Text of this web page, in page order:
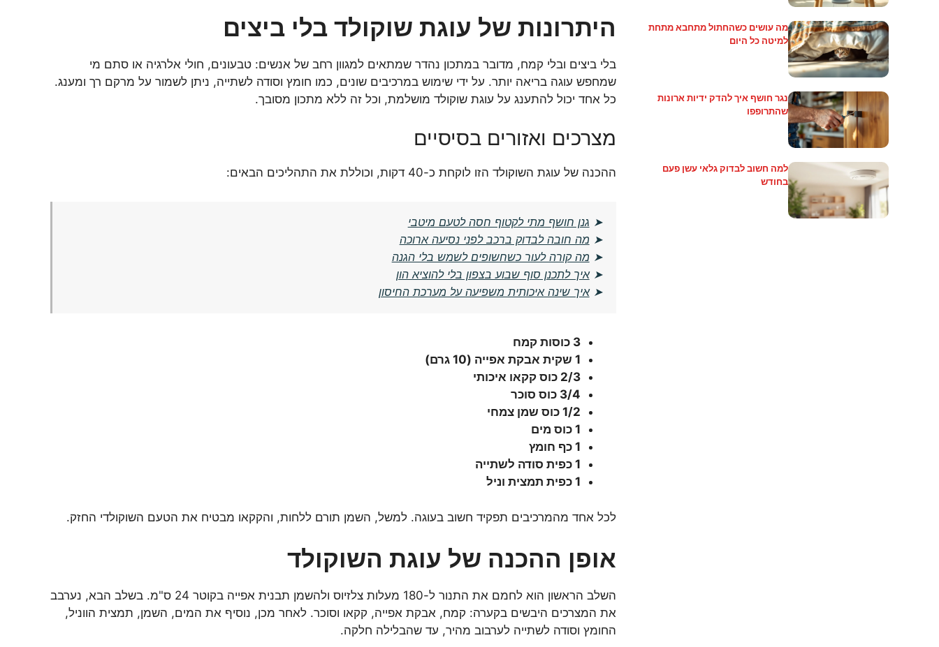
היתרונות של עוגת שוקולד בלי ביצים
בלי ביצים ובלי קמח, מדובר במתכון נהדר שמתאים למגוון רחב של אנשים: טבעונים, חולי אלרגיה או סתם מי
שמחפש עוגה בריאה יותר. על ידי שימוש במרכיבים שונים, כמו חומץ וסודה לשתייה, ניתן לשמור על מרקם רך ומענג.
כל אחד יכול להתענג על עוגת שוקולד מושלמת, וכל זה ללא מתכון מסובך.
מצרכים ואזורים בסיסיים
ההכנה של עוגת השוקולד הזו לוקחת כ-40 דקות, וכוללת את התהליכים הבאים:
➤ גנן חושף מתי לקטוף חסה לטעם מיטבי
➤ מה חובה לבדוק ברכב לפני נסיעה ארוכה
➤ מה קורה לעור כשחשופים לשמש בלי הגנה
➤איך לתכנן סוף שבוע בצפון בלי להוציא הון
➤איך שינה איכותית משפיעה על מערכת החיסון
3 כוסות קמח
1 שקית אבקת אפייה (10 גרם)
2/3 כוס קקאו איכותי
3/4 כוס סוכר
1/2 כוס שמן צמחי
1 כוס מים
1 כף חומץ
1 כפית סודה לשתייה
1 כפית תמצית וניל
לכל אחד מהמרכיבים תפקיד חשוב בעוגה. למשל, השמן תורם ללחות, והקקאו מבטיח את הטעם השוקולדי החזק.
אופן ההכנה של עוגת השוקולד
השלב הראשון הוא לחמם את התנור ל-180 מעלות צלזיוס ולהשמן תבנית אפייה בקוטר 24 ס"מ. בשלב הבא, נערבב
את המצרכים היבשים בקערה: קמח, אבקת אפייה, קקאו וסוכר. לאחר מכן, נוסיף את המים, השמן, תמצית הווניל,
החומץ וסודה לשתייה לערבוב מהיר, עד שהבלילה חלקה.
מה עושים כשהחתול מתחבא מתחת
למיטה כל היום
נגר חושף איך להדק ידיות ארונות
שהתרופפו
למה חשוב לבדוק גלאי עשן פעם
בחודש